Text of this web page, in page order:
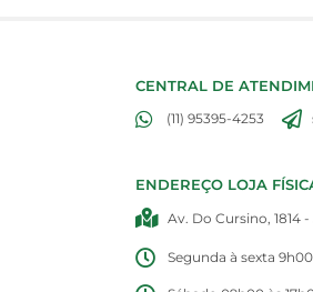
CENTRAL DE
(11) 95395-4253
ENDEREÇO LOJA
Av. Do Cursino, 1814
Segunda à sexta